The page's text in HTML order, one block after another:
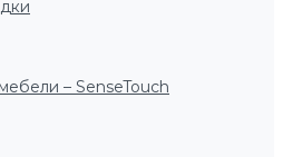
– SenseTouch